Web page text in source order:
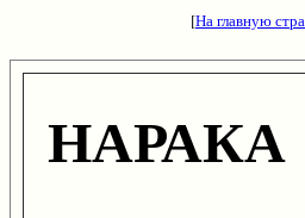
[На главную
НАРАКА